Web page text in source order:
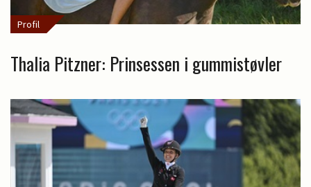
Profil
Thalia Pitzner: Prinsessen i gummistøvler